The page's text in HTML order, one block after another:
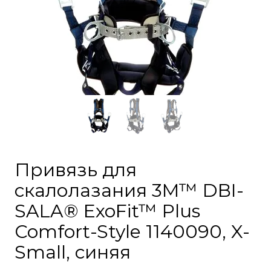
Привязь для
скалолазания 3M™ DBI-
SALA® ExoFit™ Plus
Comfort-Style 1140090, X-
Small, синяя